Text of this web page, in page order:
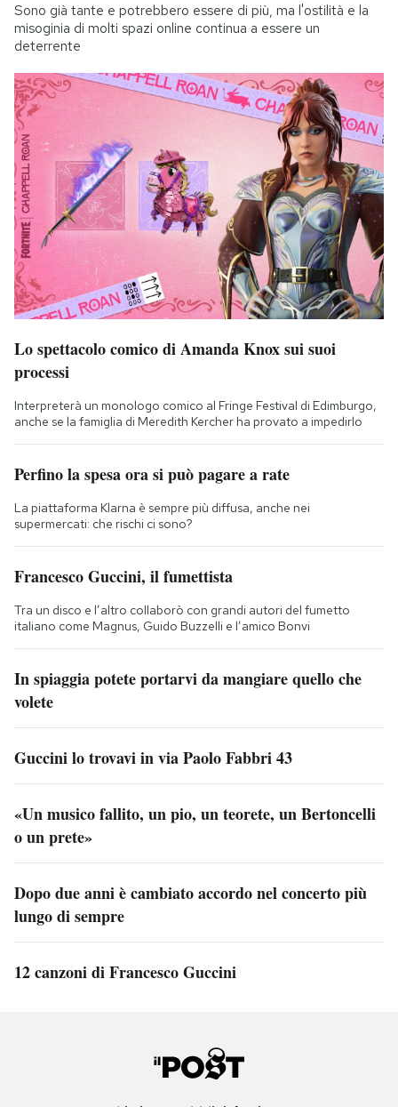
Sono già tante e potrebbero essere di più, ma l'ostilità e la
misoginia di molti spazi online continua a essere un
deterrente
Lo spettacolo comico di Amanda Knox sui suoi
processi
Interpreterà un monologo comico al Fringe Festival di Edimburgo,
anche se la famiglia di Meredith Kercher ha provato a impedirlo
Perfino la spesa ora si può pagare a rate
La piattaforma Klarna è sempre più diffusa, anche nei
supermercati: che rischi ci sono?
Francesco Guccini, il fumettista
Tra un disco e l’altro collaborò con grandi autori del fumetto
italiano come Magnus, Guido Buzzelli e l’amico Bonvi
In spiaggia potete portarvi da mangiare quello che
volete
Guccini lo trovavi in via Paolo Fabbri 43
«Un musico fallito, un pio, un teorete, un Bertoncelli
o un prete»
Dopo due anni è cambiato accordo nel concerto più
lungo di sempre
12 canzoni di Francesco Guccini